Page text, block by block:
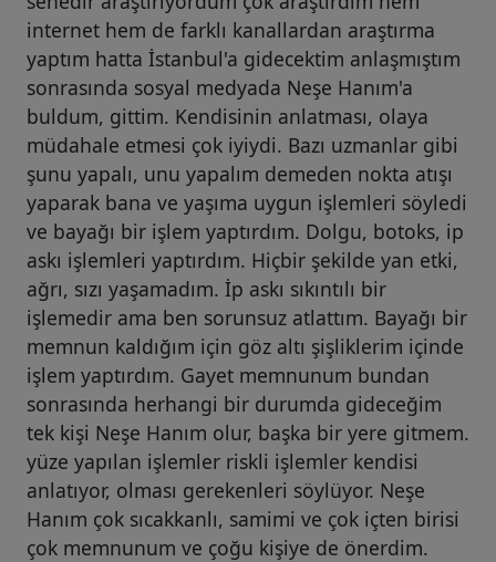
internet hem de farklı kanallardan araştırma
yaptım hatta İstanbul'a gidecektim anlaşmıştım
sonrasında sosyal medyada Neşe Hanım'a
buldum, gittim. Kendisinin anlatması, olaya
müdahale etmesi çok iyiydi. Bazı uzmanlar gibi
şunu yapalı, unu yapalım demeden nokta atışı
yaparak bana ve yaşıma uygun işlemleri söyledi
ve bayağı bir işlem yaptırdım. Dolgu, botoks, ip
askı işlemleri yaptırdım. Hiçbir şekilde yan etki,
ağrı, sızı yaşamadım. İp askı sıkıntılı bir
işlemedir ama ben sorunsuz atlattım. Bayağı bir
memnun kaldığım için göz altı şişliklerim içinde
işlem yaptırdım. Gayet memnunum bundan
sonrasında herhangi bir durumda gideceğim
tek kişi Neşe Hanım olur, başka bir yere gitmem.
yüze yapılan işlemler riskli işlemler kendisi
anlatıyor, olması gerekenleri söylüyor. Neşe
Hanım çok sıcakkanlı, samimi ve çok içten birisi
çok memnunum ve çoğu kişiye de önerdim.